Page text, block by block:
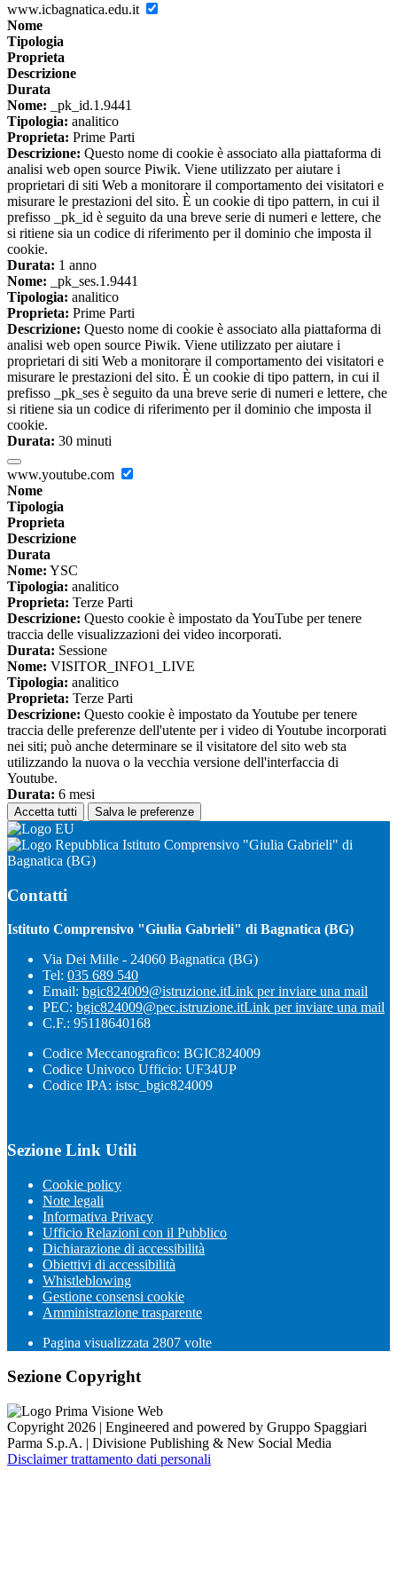
www.icbagnatica.edu.it
Nome
Tipologia
Proprieta
Descrizione
Durata
Nome: _pk_id.1.9441
Tipologia: analitico
Proprieta: Prime Parti
Descrizione: Questo nome di cookie è associato alla piattaforma di
analisi web open source Piwik. Viene utilizzato per aiutare i
proprietari di siti Web a monitorare il comportamento dei visitatori e
misurare le prestazioni del sito. È un cookie di tipo pattern, in cui il
prefisso _pk_id è seguito da una breve serie di numeri e lettere, che
si ritiene sia un codice di riferimento per il dominio che imposta il
cookie.
Durata: 1 anno
Nome: _pk_ses.1.9441
Tipologia: analitico
Proprieta: Prime Parti
Descrizione: Questo nome di cookie è associato alla piattaforma di
analisi web open source Piwik. Viene utilizzato per aiutare i
proprietari di siti Web a monitorare il comportamento dei visitatori e
misurare le prestazioni del sito. È un cookie di tipo pattern, in cui il
prefisso _pk_ses è seguito da una breve serie di numeri e lettere, che
si ritiene sia un codice di riferimento per il dominio che imposta il
cookie.
Durata: 30 minuti
www.youtube.com
Nome
Tipologia
Proprieta
Descrizione
Durata
Nome: YSC
Tipologia: analitico
Proprieta: Terze Parti
Descrizione: Questo cookie è impostato da YouTube per tenere
traccia delle visualizzazioni dei video incorporati.
Durata: Sessione
Nome: VISITOR_INFO1_LIVE
Tipologia: analitico
Proprieta: Terze Parti
Descrizione: Questo cookie è impostato da Youtube per tenere
traccia delle preferenze dell'utente per i video di Youtube incorporati
nei siti; può anche determinare se il visitatore del sito web sta
utilizzando la nuova o la vecchia versione dell'interfaccia di
Youtube.
Durata: 6 mesi
Accetta tutti Salva le preferenze
Istituto Comprensivo "Giulia Gabrieli" di
Bagnatica (BG)
Contatti
Istituto Comprensivo "Giulia Gabrieli" di Bagnatica (BG)
Via Dei Mille - 24060 Bagnatica (BG)
Tel: 035 689 540
Email: bgic824009@istruzione.itLink per inviare una mail
PEC: bgic824009@pec.istruzione.itLink per inviare una mail
C.F.: 95118640168
Codice Meccanografico: BGIC824009
Codice Univoco Ufficio: UF34UP
Codice IPA: istsc_bgic824009
Sezione Link Utili
Cookie policy
Note legali
Informativa Privacy
Ufficio Relazioni con il Pubblico
Dichiarazione di accessibilità
Obiettivi di accessibilità
Whistleblowing
Gestione consensi cookie
Amministrazione trasparente
Pagina visualizzata 2807 volte
Sezione Copyright
Copyright 2026 | Engineered and powered by Gruppo Spaggiari
Parma S.p.A. | Divisione Publishing & New Social Media
Disclaimer trattamento dati personali